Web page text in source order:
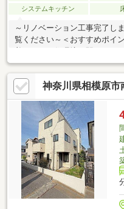
システムキッチン
～リノベーション工事完了し
覧ください～＜おすすめポイ
広がる全128区画の開発分譲
天井が魅力の広いリビングル
り。◎タタミコーナー、サニ
ーズインクローゼット付！◎
乾燥など充実の住宅設備類
商業施設、病院、役所などが
アクセス＞ 小田急小田原線
神奈川県相模原市